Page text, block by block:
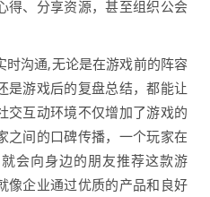
得、分享资源，甚至组织公会
沟通,无论是在游戏前的阵容
是游戏后的复盘总结，都能让
交互动环境不仅增加了游戏的
之间的口碑传播，一个玩家在
会向身边的朋友推荐这款游
像企业通过优质的产品和良好